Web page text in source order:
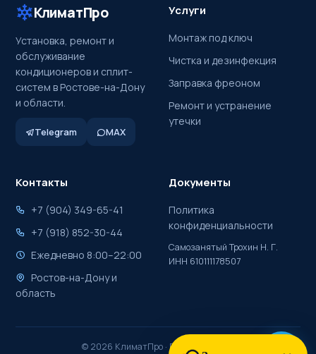
КлиматПро
Установка, ремонт и
обслуживание
кондиционеров и сплит-
систем в Ростове-на-Дону
и области.
Telegram MAX
Услуги
Монтаж под ключ
Чистка и дезинфекция
Заправка фреоном
Ремонт и устранение
утечки
Контакты
+7 (904) 349-65-41
+7 (918) 852-30-44
Ежедневно 8:00–22:00
Ростов-на-Дону и
область
Документы
Политика
конфиденциальности
Самозанятый Трохин Н. Г.
ИНН 610111178507
© 2026 КлиматПро · Ростов-на-Дону